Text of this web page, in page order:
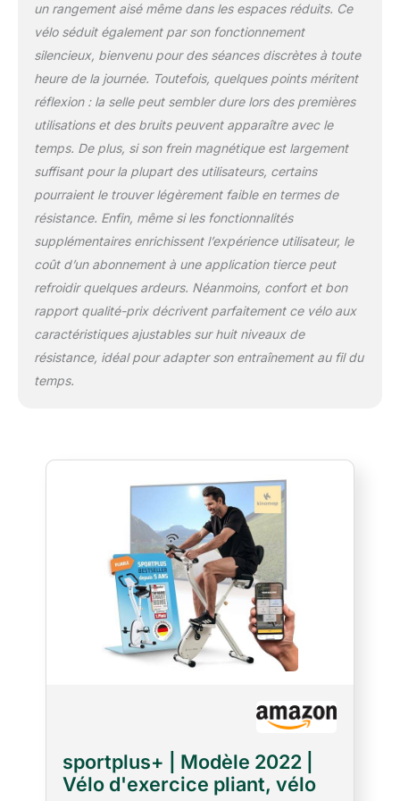
ton appareil. Des accessoires sont
également disponibles chez SportPlus.
un rangement aisé même dans les espaces réduits. Ce
vélo séduit également par son fonctionnement
silencieux, bienvenu pour des séances discrètes à toute
heure de la journée. Toutefois, quelques points méritent
réflexion : la selle peut sembler dure lors des premières
utilisations et des bruits peuvent apparaître avec le
temps. De plus, si son frein magnétique est largement
suffisant pour la plupart des utilisateurs, certains
pourraient le trouver légèrement faible en termes de
résistance. Enfin, même si les fonctionnalités
supplémentaires enrichissent l’expérience utilisateur, le
coût d’un abonnement à une application tierce peut
refroidir quelques ardeurs. Néanmoins, confort et bon
rapport qualité-prix décrivent parfaitement ce vélo aux
caractéristiques ajustables sur huit niveaux de
résistance, idéal pour adapter son entraînement au fil du
temps.
sportplus+ | Modèle 2022 |
Vélo d'exercice pliant, vélo